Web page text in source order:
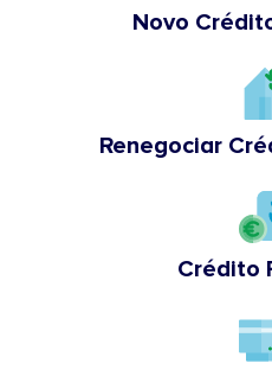
Novo
Renegociar
Crédito